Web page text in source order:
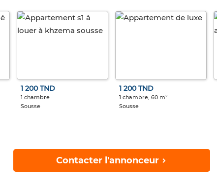
1 200 TND
1 chambre
Sousse
1 200 TND
1 chambre, 60 m²
Sousse
Contacter l'annonceur